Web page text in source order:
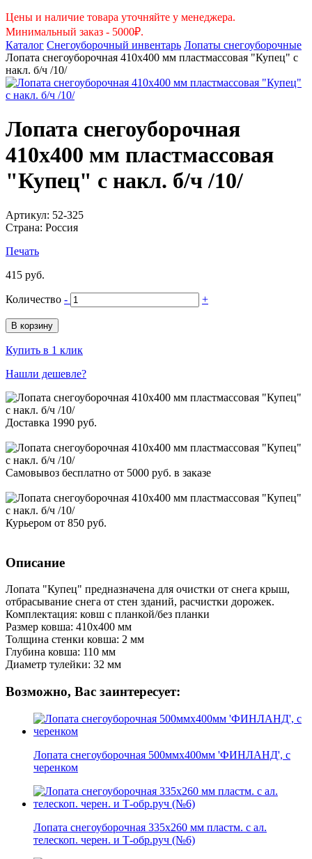
Цены и наличие товара уточняйте у менеджера.
Минимальный заказ - 5000₽.
Каталог Снегоуборочный инвентарь Лопаты снегоуборочные
Лопата снегоуборочная 410х400 мм пластмассовая "Купец" с
накл. б/ч /10/
Лопата снегоуборочная
410х400 мм пластмассовая
"Купец" с накл. б/ч /10/
Артикул: 52-325
Страна: Россия
Печать
415 руб.
Количество - +
В корзину
Купить в 1 клик
Нашли дешевле?
Доставка 1990 руб.
Самовывоз бесплатно от 5000 руб. в заказе
Курьером от 850 руб.
Описание
Лопата "Купец" предназначена для очистки от снега крыш,
отбрасывание снега от стен зданий, расчистки дорожек.
Комплектация: ковш с планкой/без планки
Размер ковша: 410x400 мм
Толщина стенки ковша: 2 мм
Глубина ковша: 110 мм
Диаметр тулейки: 32 мм
Возможно, Вас заинтересует:
Лопата снегоуборочная 500ммх400мм 'ФИНЛАНД', с
черенком
Лопата снегоуборочная 335х260 мм пластм. с ал.
телескоп. черен. и Т-обр.руч (№6)